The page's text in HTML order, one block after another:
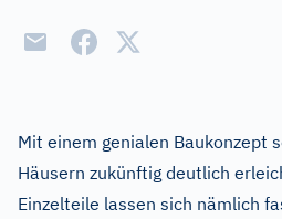
Mit einem genialen Baukonzept
Häusern zukünftig deutlich
Einzelteile lassen sich nämlich